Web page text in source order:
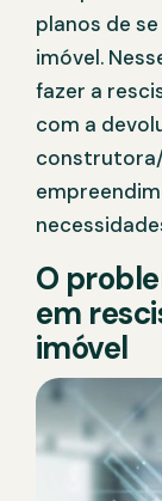
planos de
imóvel.
fazer a
com a
O
em
imóvel